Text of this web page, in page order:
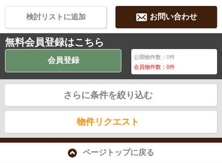
お問い合わせ
検討リストに追加
無料会員登録はこちら
会員登録 公開物件数：0件
会員物件数：0件
さらに条件を絞り込む
物件リクエスト
ページトップに戻る